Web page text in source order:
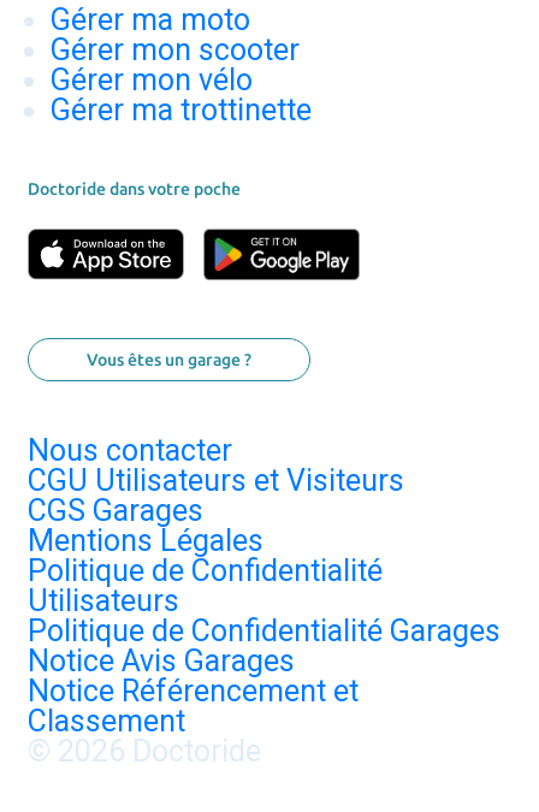
Gérer ma moto
Gérer mon scooter
Gérer mon vélo
Gérer ma trottinette
Doctoride dans votre poche
Vous êtes un garage ?
Nous contacter
CGU Utilisateurs et Visiteurs
CGS Garages
Mentions Légales
Politique de Confidentialité
Utilisateurs
Politique de Confidentialité Garages
Notice Avis Garages
Notice Référencement et
Classement
© 2026 Doctoride